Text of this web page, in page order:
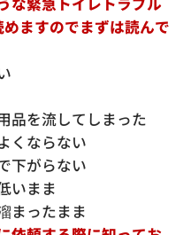
ますのでまずは読んで
品を流してしまった
くならない
下がらない
いまま
まったまま